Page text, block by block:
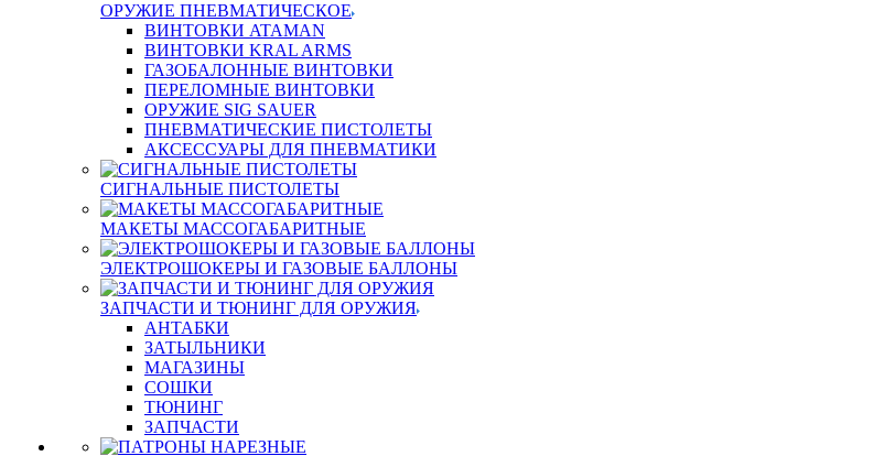
ОРУЖИЕ ПНЕВМАТИЧЕСКОЕ
ВИНТОВКИ ATAMAN
ВИНТОВКИ KRAL ARMS
ГАЗОБАЛОННЫЕ ВИНТОВКИ
ПЕРЕЛОМНЫЕ ВИНТОВКИ
ОРУЖИЕ SIG SAUER
ПНЕВМАТИЧЕСКИЕ ПИСТОЛЕТЫ
АКСЕССУАРЫ ДЛЯ ПНЕВМАТИКИ
СИГНАЛЬНЫЕ ПИСТОЛЕТЫ
МАКЕТЫ МАССОГАБАРИТНЫЕ
ЭЛЕКТРОШОКЕРЫ И ГАЗОВЫЕ БАЛЛОНЫ
ЗАПЧАСТИ И ТЮНИНГ ДЛЯ ОРУЖИЯ
АНТАБКИ
ЗАТЫЛЬНИКИ
МАГАЗИНЫ
СОШКИ
ТЮНИНГ
ЗАПЧАСТИ